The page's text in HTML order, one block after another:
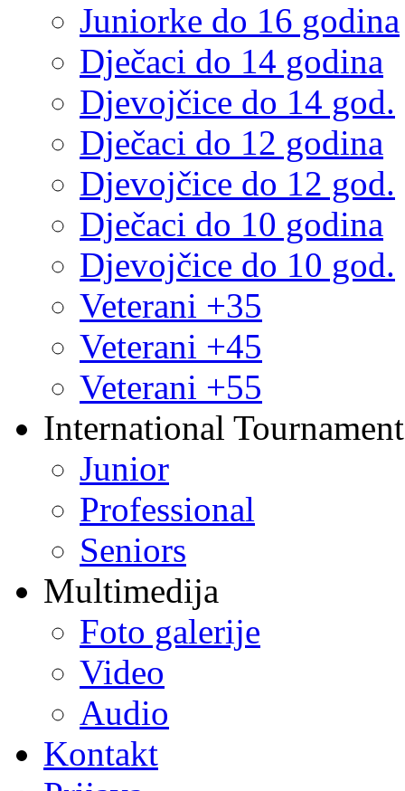
Juniorke do 16 godina
Dječaci do 14 godina
Djevojčice do 14 god.
Dječaci do 12 godina
Djevojčice do 12 god.
Dječaci do 10 godina
Djevojčice do 10 god.
Veterani +35
Veterani +45
Veterani +55
International
Junior
Professional
Seniors
Multimedija
Foto galerije
Video
Audio
Kontakt